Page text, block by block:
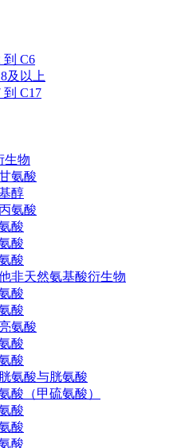
到 C6
及以上
到 C17
生物
氨酸
醇
氨酸
酸
酸
酸
非天然氨基酸衍生物
酸
酸
氨酸
酸
酸
氨酸与胱氨酸
酸（甲硫氨酸）
酸
酸
酸